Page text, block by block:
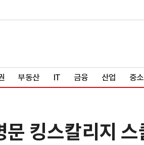
부동산 IT 금융 산업 중
문 킹스칼리지